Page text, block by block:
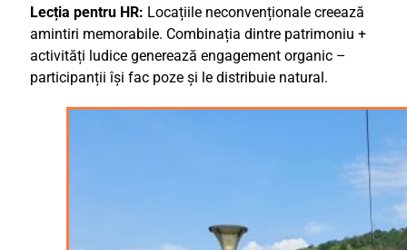
Lecția pentru HR: Locațiile neconvenționale creează
amintiri memorabile. Combinația dintre patrimoniu +
activități ludice generează engagement organic –
participanții își fac poze și le distribuie natural.